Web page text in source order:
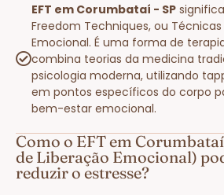
EFT em Corumbataí - SP
Freedom Techniques, ou
Emocional. É uma forma de
combina teorias da medicina
psicologia moderna, utilizando
em pontos específicos do corpo
bem-estar emocional.
Como o EFT em
de Liberação Emocional)
reduzir o estresse?